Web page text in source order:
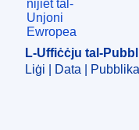
L-Uffiċċju tal-
Liġi | Data |